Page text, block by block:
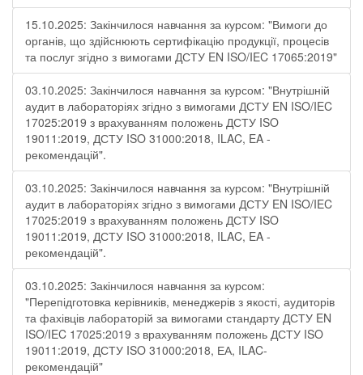
15.10.2025: Закінчилося навчання за курсом: "Вимоги до
органів, що здійснюють сертифікацію продукції, процесів
та послуг згідно з вимогами ДСТУ EN ISO/IEC 17065:2019"
03.10.2025: Закінчилося навчання за курсом: "Внутрішній
аудит в лабораторіях згідно з вимогами ДСТУ EN ISO/IEC
17025:2019 з врахуванням положень ДСТУ ISO
19011:2019, ДСТУ ISO 31000:2018, ILAC, EA -
рекомендацій".
03.10.2025: Закінчилося навчання за курсом: "Внутрішній
аудит в лабораторіях згідно з вимогами ДСТУ EN ISO/IEC
17025:2019 з врахуванням положень ДСТУ ISO
19011:2019, ДСТУ ISO 31000:2018, ILAC, EA -
рекомендацій".
03.10.2025: Закінчилося навчання за курсом:
"Перепідготовка керівників, менеджерів з якості, аудиторів
та фахівців лабораторій за вимогами стандарту ДСТУ EN
ISO/IEC 17025:2019 з врахуванням положень ДСТУ ISO
19011:2019, ДСТУ ISO 31000:2018, ЕА, ILAC-
рекомендацій"